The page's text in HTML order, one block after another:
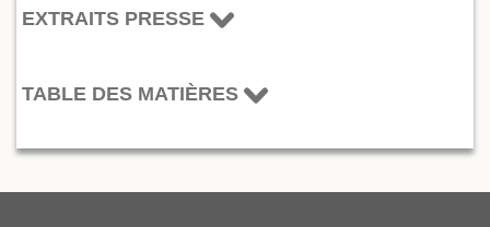
EXTRAITS PRESSE
TABLE DES MATIÈRES